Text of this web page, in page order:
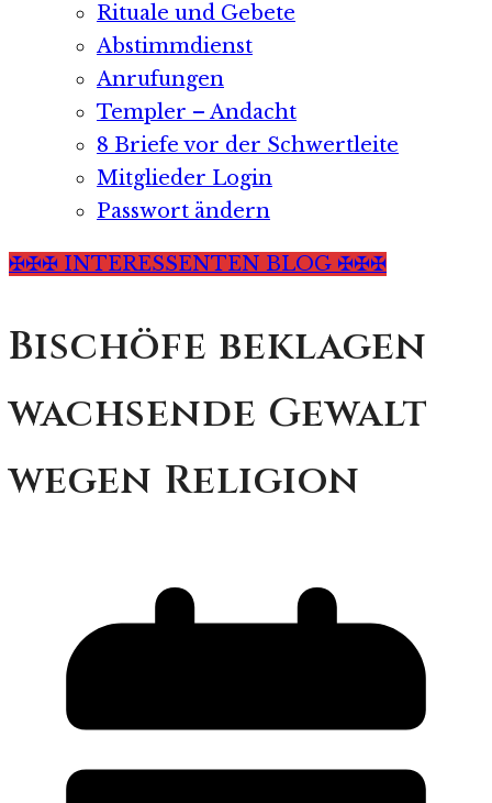
Rituale und Gebete
Abstimmdienst
Anrufungen
Templer – Andacht
8 Briefe vor der Schwertleite
Mitglieder Login
Passwort ändern
✠✠✠ INTERESSENTEN BLOG ✠✠✠
Bischöfe beklagen
wachsende Gewalt
wegen Religion